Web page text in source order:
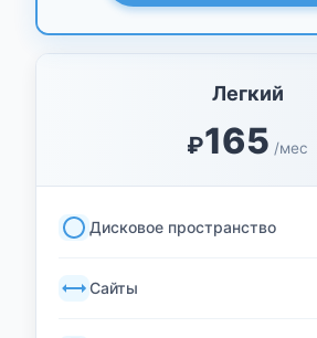
Легкий
₽165 /мес
Дисковое пространство
Сайты